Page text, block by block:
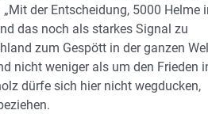
der Entscheidung, 5000 Helme
das noch als starkes Signal zu
zum Gespött in der ganzen
nicht weniger als um den Frieden
dürfe sich hier nicht wegducken,